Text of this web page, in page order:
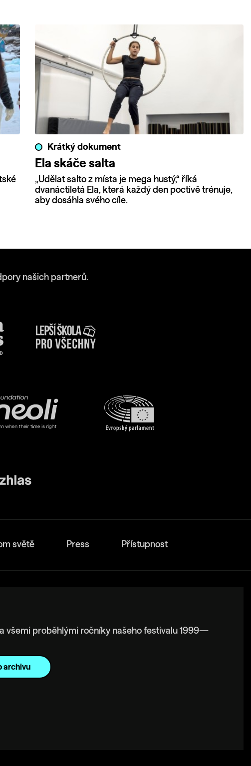
Krátký dokument
Ela skáče salta
„Udělat salto z místa je mega hustý,“ říká
dvanáctiletá Ela, která každý den poctivě trénuje,
aby dosáhla svého cíle.
našich partnerů.
světě Press Přístupnost
všemi proběhlými ročníky našeho festivalu 1999—
archivu